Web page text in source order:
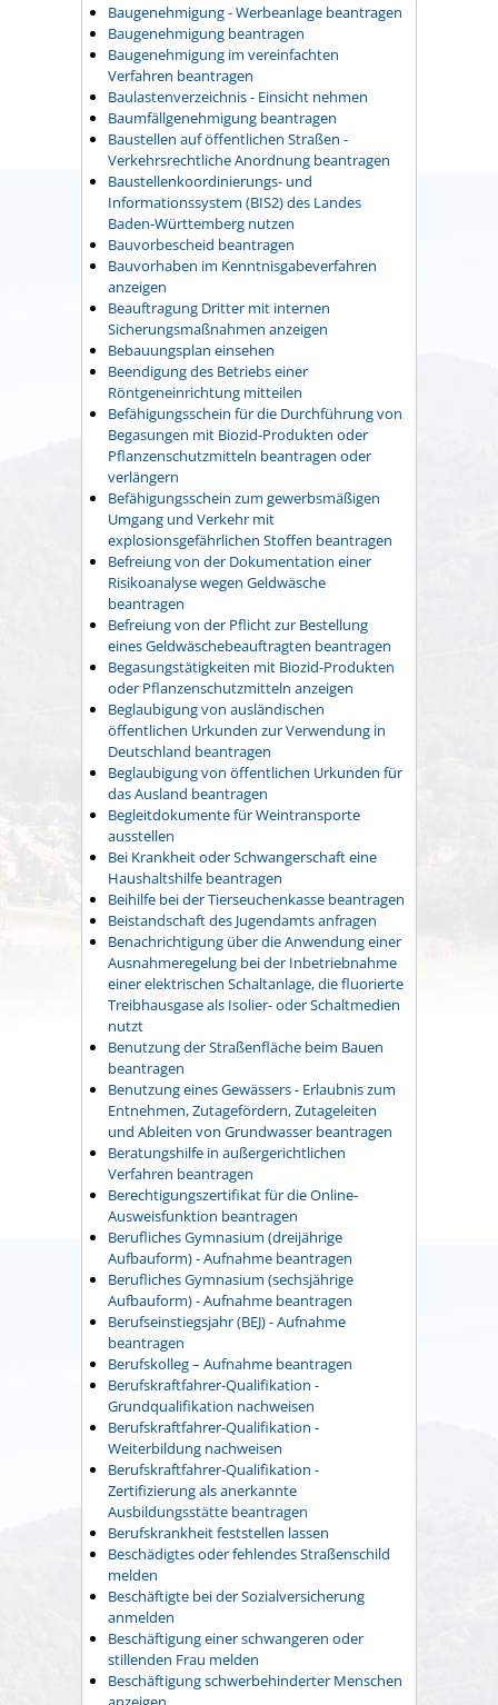
Baugenehmigung - Werbeanlage beantragen
Baugenehmigung beantragen
Baugenehmigung im vereinfachten
Verfahren beantragen
Baulastenverzeichnis - Einsicht nehmen
Baumfällgenehmigung beantragen
Baustellen auf öffentlichen Straßen -
Verkehrsrechtliche Anordnung beantragen
Baustellenkoordinierungs- und
Informationssystem (BIS2) des Landes
Baden-Württemberg nutzen
Bauvorbescheid beantragen
Bauvorhaben im Kenntnisgabeverfahren
anzeigen
Beauftragung Dritter mit internen
Sicherungsmaßnahmen anzeigen
Bebauungsplan einsehen
Beendigung des Betriebs einer
Röntgeneinrichtung mitteilen
Befähigungsschein für die Durchführung von
Begasungen mit Biozid-Produkten oder
Pflanzenschutzmitteln beantragen oder
verlängern
Befähigungsschein zum gewerbsmäßigen
Umgang und Verkehr mit
explosionsgefährlichen Stoffen beantragen
Befreiung von der Dokumentation einer
Risikoanalyse wegen Geldwäsche
beantragen
Befreiung von der Pflicht zur Bestellung
eines Geldwäschebeauftragten beantragen
Begasungstätigkeiten mit Biozid-Produkten
oder Pflanzenschutzmitteln anzeigen
Beglaubigung von ausländischen
öffentlichen Urkunden zur Verwendung in
Deutschland beantragen
Beglaubigung von öffentlichen Urkunden für
das Ausland beantragen
Begleitdokumente für Weintransporte
ausstellen
Bei Krankheit oder Schwangerschaft eine
Haushaltshilfe beantragen
Beihilfe bei der Tierseuchenkasse beantragen
Beistandschaft des Jugendamts anfragen
Benachrichtigung über die Anwendung einer
Ausnahmeregelung bei der Inbetriebnahme
einer elektrischen Schaltanlage, die fluorierte
Treibhausgase als Isolier- oder Schaltmedien
nutzt
Benutzung der Straßenfläche beim Bauen
beantragen
Benutzung eines Gewässers - Erlaubnis zum
Entnehmen, Zutagefördern, Zutageleiten
und Ableiten von Grundwasser beantragen
Beratungshilfe in außergerichtlichen
Verfahren beantragen
Berechtigungszertifikat für die Online-
Ausweisfunktion beantragen
Berufliches Gymnasium (dreijährige
Aufbauform) - Aufnahme beantragen
Berufliches Gymnasium (sechsjährige
Aufbauform) - Aufnahme beantragen
Berufseinstiegsjahr (BEJ) - Aufnahme
beantragen
Berufskolleg – Aufnahme beantragen
Berufskraftfahrer-Qualifikation -
Grundqualifikation nachweisen
Berufskraftfahrer-Qualifikation -
Weiterbildung nachweisen
Berufskraftfahrer-Qualifikation -
Zertifizierung als anerkannte
Ausbildungsstätte beantragen
Berufskrankheit feststellen lassen
Beschädigtes oder fehlendes Straßenschild
melden
Beschäftigte bei der Sozialversicherung
anmelden
Beschäftigung einer schwangeren oder
stillenden Frau melden
Beschäftigung schwerbehinderter Menschen